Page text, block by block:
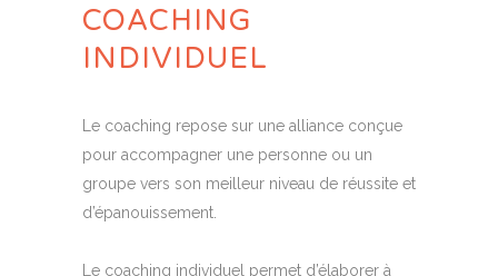
COACHING
INDIVIDUEL
Le coaching repose sur une alliance conçue
pour accompagner une personne ou un
groupe vers son meilleur niveau de réussite et
d’épanouissement.
Le coaching individuel permet d’élaborer à